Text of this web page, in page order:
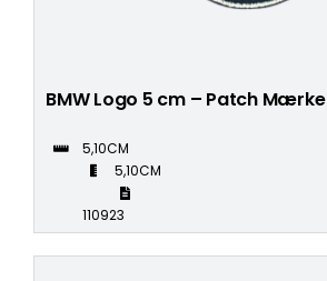
BMW Logo 5 cm – Patch Mærke
5,10CM
5,10CM
110923